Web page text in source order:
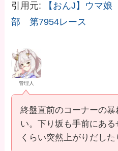
引用元:
【おんJ】ウマ
部 第7954レース
管理人
終盤直前のコーナーの
い。下り坂も手前にあ
くらい突然上がりだした